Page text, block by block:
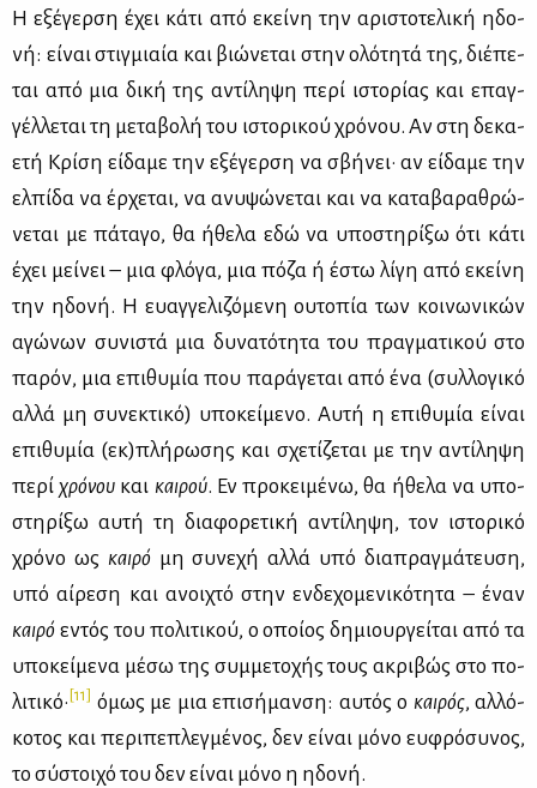
Η εξέ­γερ­ση έχει κά­τι από εκεί­νη την αρι­στο­τε­λι­κή ηδο­
νή: εί­ναι στιγ­μιαία και βιώ­νε­ται στην ολό­τη­τά της, διέ­πε­
ται από μια δι­κή της αντί­λη­ψη πε­ρί ιστο­ρί­ας και επαγ­
γέλ­λε­ται τη με­τα­βο­λή του ιστο­ρι­κού χρό­νου. Αν στη δε­κα­
ε­τή Κρί­ση εί­δα­με την εξέ­γερ­ση να σβή­νει· αν εί­δα­με την
ελ­πί­δα να έρ­χε­ται, να ανυ­ψώ­νε­ται και να κα­τα­βα­ρα­θρώ­
νε­ται με πά­τα­γο, θα ήθε­λα εδώ να υπο­στη­ρί­ξω ότι κά­τι
έχει μεί­νει – μια φλό­γα, μια πό­ζα ή έστω λί­γη από εκεί­νη
την ηδο­νή. Η ευαγ­γε­λι­ζό­με­νη ου­το­πία των κοι­νω­νι­κών
αγώ­νων συ­νι­στά μια δυ­να­τό­τη­τα του πραγ­μα­τι­κού στο
πα­ρόν, μια επι­θυ­μία που πα­ρά­γε­ται από ένα (συλ­λο­γι­κό
αλ­λά μη συ­νε­κτι­κό) υπο­κεί­με­νο. Αυ­τή η επι­θυ­μία εί­ναι
επι­θυ­μία (εκ)πλή­ρω­σης και σχε­τί­ζε­ται με την αντί­λη­ψη
πε­ρίχρό­νου και και­ρού. Εν προ­κει­μέ­νω, θα ήθε­λα να υπο­
στη­ρί­ξω αυ­τή τη δια­φο­ρε­τι­κή αντί­λη­ψη, τον ιστο­ρι­κό
χρό­νο ως και­ρόμη συ­νε­χή αλ­λά υπό δια­πραγ­μά­τευ­ση,
υπό αί­ρε­ση και ανοι­χτό στην εν­δε­χο­με­νι­κό­τη­τα – έναν
και­ρό εντός του πο­λι­τι­κού, ο οποί­ος δη­μιουρ­γεί­ται από τα
υπο­κεί­με­να μέ­σω της συμ­με­το­χής τους ακρι­βώς στο πο­
λι­τι­κό· [11] όμως με μια επι­σή­μαν­ση: αυ­τός ο και­ρός, αλ­λό­
κο­τος και πε­ρι­πε­πλεγ­μέ­νος, δεν εί­ναι μό­νο ευ­φρό­συ­νος,
το σύ­στοι­χό του δεν εί­ναι μό­νο η ηδο­νή.